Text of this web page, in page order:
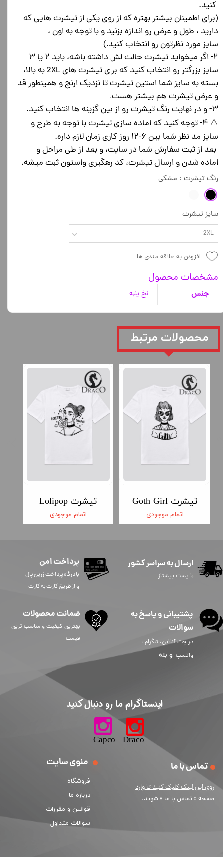
کنید.
(برای اطمینان بیشتر بهتره که از روی یکی از تیشرت هایی که
دارید ، طول و عرض رو اندازه بزنید و با توجه به اون ،
سایز مورد نظرتون رو انتخاب کنید.)
۲- اگر میخواید تیشرت حالت لش داشته باشه، باید ۲ یا ۳
سایز بزرگتر رو انتخاب کنید که برای تیشرت های 2XL به بالا،
بسته به سایز شما استین تیشرت تا نزدیک ارنج و همینطور قد
و عرض تیشرت هم بیشتر هست.
۳- و در نهایت رنگ تیشرت رو از بین گزینه ها انتخاب کنید.
⚠️ ۴- توجه کنید که اماده سازی تیشرت با توجه به طرح و
سایز مد نظر شما بین ۶-۱۲ روز کاری زمان لازم داره.
بعد از ثبت سفارش شما در سایت، و بعد از طی مراحل و
اماده شدن و ارسال تیشرت، کد رهگیری واستون ثبت میشه.
رنگ تیشرت : مشکی
سایز تیشرت
2XL
افزودن به علاقه مندی ها
مشخصات محصول
جنس نخ پنبه
تیشرت Lolipop
اتمام موجودی
تیشرت Goth Girl
اتمام موجودی
​محصولات مرتبط
ارسال به سراسر کشور
با پست پیشتاز
منوی سایت
فروشگاه
درباره ما
قوانین و مقررات
سوالات متداول
تماس با ما
روی این لینک کلیک کنید تا وارد
صفحه « تماس با ما » شوید.
پرداخت امن
​​​​​با درگاه پرداخت زرین پال
و از طریق کارت به کارت
پشتیبانی و پاسخ به
سوالات
در چت آنلاین، تلگرام ،
واتسپ و بله
ضمانت محصولات
بهترین کیفیت و مناسب ترین
قیمت
​اینستاگرام ما رو دنبال کنید​​​​​​​
​​​​​​​​​​​​​​​​​​​​Capco Draco